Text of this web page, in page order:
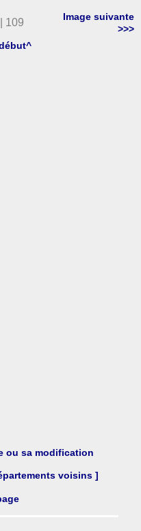
109
Image suivante
>>>
ou sa modification
voisins ]